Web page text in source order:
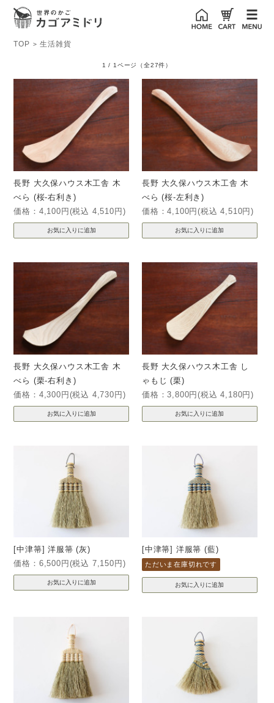
TOP > 生活雑貨
1 / 1ページ （全27件）
長野 大久保ハウス木工舎 木
べら (桜-右利き)
価格：4,100円(税込 4,510円)
長野 大久保ハウス木工舎 木
べら (桜-左利き)
価格：4,100円(税込 4,510円)
長野 大久保ハウス木工舎 木
べら (栗-右利き)
価格：4,300円(税込 4,730円)
長野 大久保ハウス木工舎 し
ゃもじ (栗)
価格：3,800円(税込 4,180円)
[中津箒] 洋服箒 (灰)
価格：6,500円(税込 7,150円)
[中津箒] 洋服箒 (藍)
ただいま在庫切れです